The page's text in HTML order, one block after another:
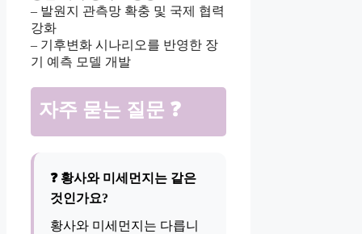
– 발원지 관측망 확충 및 국제 협력
강화
– 기후변화 시나리오를 반영한 장
기 예측 모델 개발
자주 묻는 질문 ❓
❓ 황사와 미세먼지는 같은
것인가요?
황사와 미세먼지는 다릅니